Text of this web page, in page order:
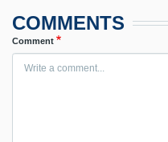
COMMENTS
Comment